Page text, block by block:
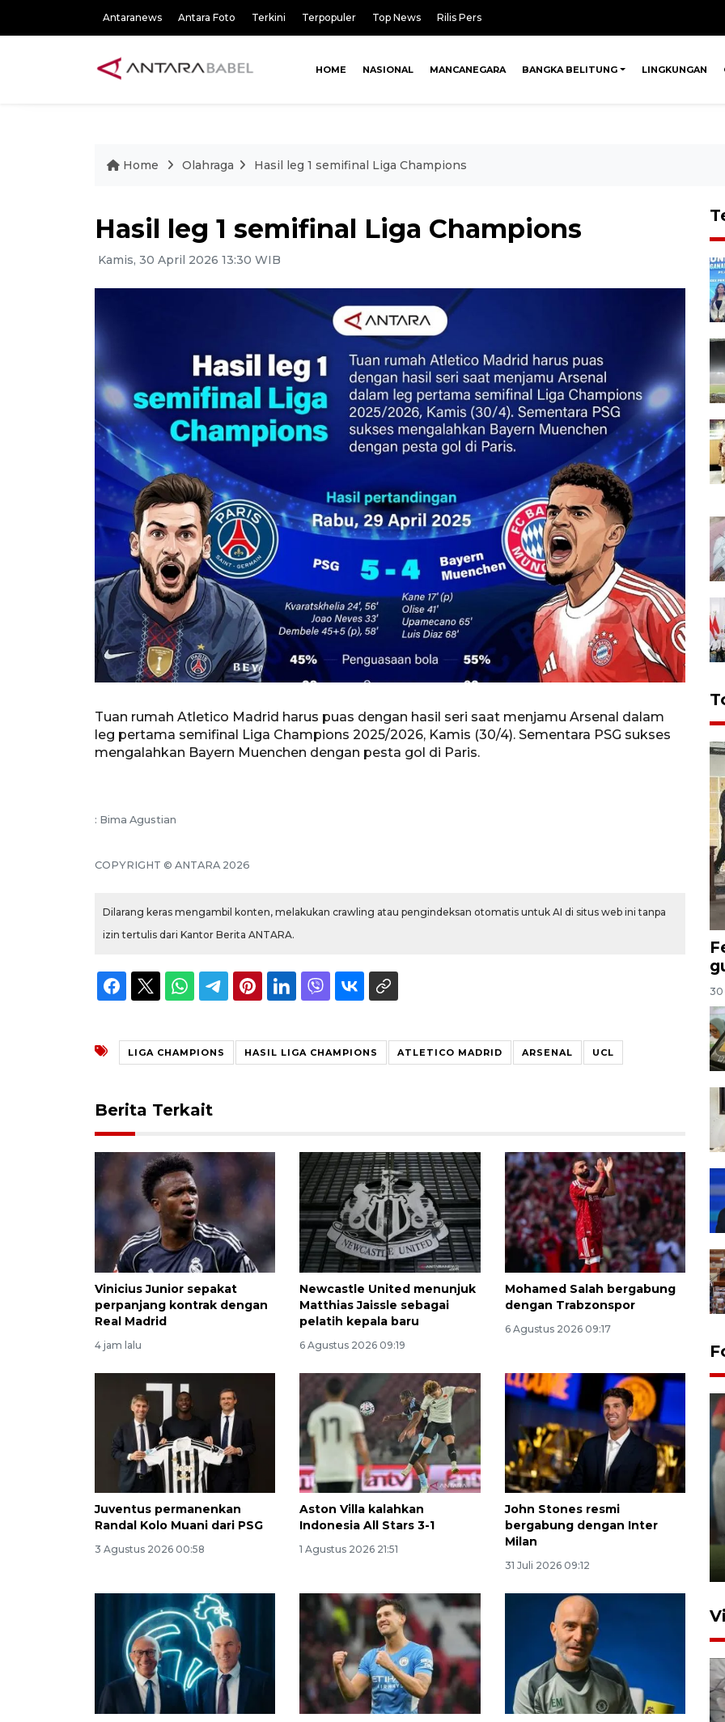
Antaranews Antara Foto Terkini Terpopuler Top News Rilis Pers
HOME NASIONAL MANCANEGARA BANGKA BELITUNG LINGKUNGAN
Home Olahraga Hasil leg 1 semifinal Liga Champions
Hasil leg 1 semifinal Liga Champions
Kamis, 30 April 2026 13:30 WIB
Tuan rumah Atletico Madrid harus puas dengan hasil seri saat menjamu Arsenal dalam
leg pertama semifinal Liga Champions 2025/2026, Kamis (30/4). Sementara PSG sukses
mengalahkan Bayern Muenchen dengan pesta gol di Paris.
: Bima Agustian
COPYRIGHT © ANTARA 2026
Dilarang keras mengambil konten, melakukan crawling atau pengindeksan otomatis untuk AI di situs web ini tanpa
izin tertulis dari Kantor Berita ANTARA.
LIGA CHAMPIONS HASIL LIGA CHAMPIONS ATLETICO MADRID ARSENAL UCL
Berita Terkait
Vinicius Junior sepakat
perpanjang kontrak dengan
Real Madrid
4 jam lalu
Newcastle United menunjuk
Matthias Jaissle sebagai
pelatih kepala baru
6 Agustus 2026 09:19
Mohamed Salah bergabung
dengan Trabzonspor
6 Agustus 2026 09:17
Juventus permanenkan
Randal Kolo Muani dari PSG
3 Agustus 2026 00:58
Aston Villa kalahkan
Indonesia All Stars 3-1
1 Agustus 2026 21:51
John Stones resmi
bergabung dengan Inter
Milan
31 Juli 2026 09:12
30
ANTARA Babel-Kanwil
KemenHAM Babel Jalin Kerja
22 Juni 2026 16:35